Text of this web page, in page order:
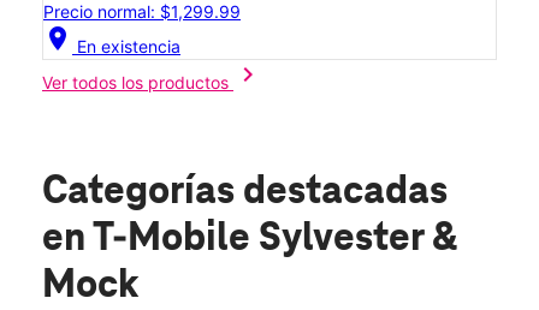
Precio normal: $1,299.99
location_on En existencia
Ver todos los productos
chevron_right
Categorías destacadas
en T-Mobile Sylvester &
Mock